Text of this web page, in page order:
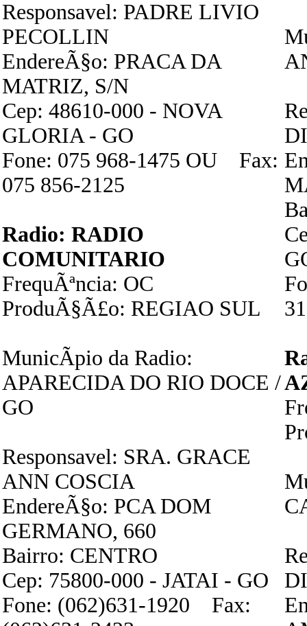
Responsavel: PADRE LIVIO
PECOLLIN
EndereÃ§o: PRACA DA
MATRIZ, S/N
Cep: 48610-000 - NOVA
GLORIA - GO
Fone: 075 968-1475 OU Fax:
075 856-2125
Radio: RADIO
COMUNITARIO
FrequÃªncia: OC
ProduÃ§Ã£o: REGIAO SUL
MunicÃ­pio da Radio:
APARECIDA DO RIO DOCE /
GO
Responsavel: SRA. GRACE
ANN COSCIA
EndereÃ§o: PCA DOM
GERMANO, 660
Bairro: CENTRO
Cep: 75800-000 - JATAI - GO
Fone: (062)631-1920 Fax: